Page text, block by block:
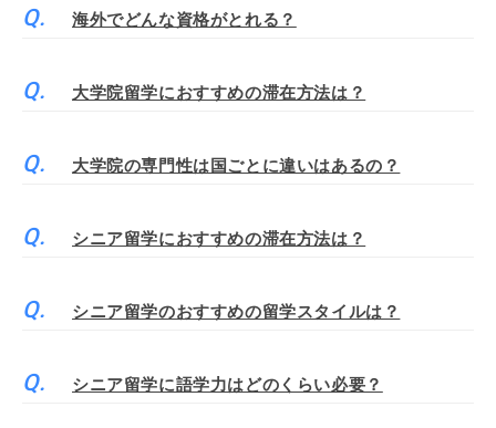
海外でどんな資格がとれる？
大学院留学におすすめの滞在方法は？
大学院の専門性は国ごとに違いはあるの？
シニア留学におすすめの滞在方法は？
シニア留学のおすすめの留学スタイルは？
シニア留学に語学力はどのくらい必要？